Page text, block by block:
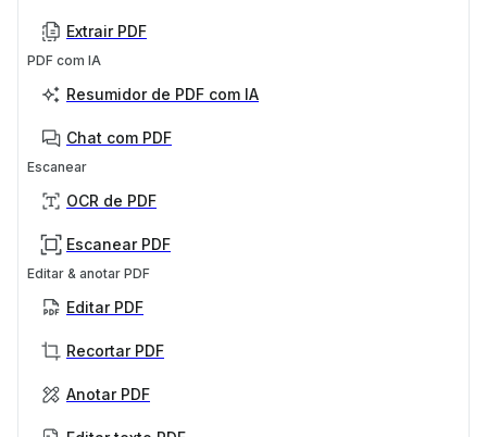
Extrair PDF
PDF com IA
Resumidor de PDF com IA
Chat com PDF
Escanear
OCR de PDF
Escanear PDF
Editar & anotar PDF
Editar PDF
Recortar PDF
Anotar PDF